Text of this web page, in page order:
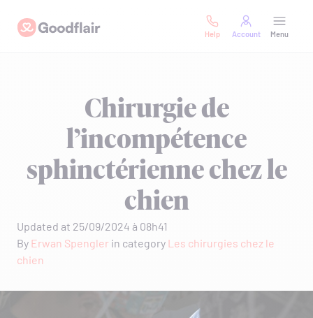
content
Goodflair
Help Account Menu
Chirurgie de
l’incompétence
sphinctérienne chez le
chien
Updated at 25/09/2024 à 08h41
By Erwan Spengler in category Les chirurgies chez le
chien